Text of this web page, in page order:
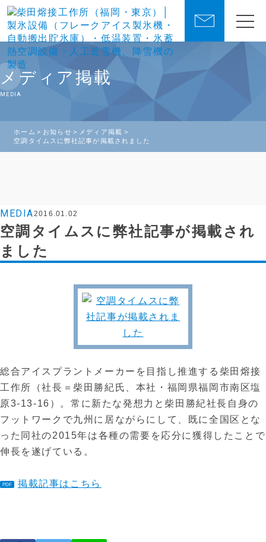
メディア掲載
MEDIA
ホーム お知らせ
メディア掲載
空調タイムスに弊社記事が掲載されました
MEDIA2016.01.02
空調タイムスに弊社記事が掲載され
ました
総合アイスプラントメーカーを目指し推進する柴田熔接
工作所（社長＝柴田勝紀氏、本社・福岡県福岡市南区塩
原3-13-16）。常に新たな発想力と柴田勝紀社長自身の
フットワークで九州に居ながらにして、既に全国区とな
った同社の2015年は各種の需要を応分に獲得したことで
伸長を遂げている。
掲載記事はこちら